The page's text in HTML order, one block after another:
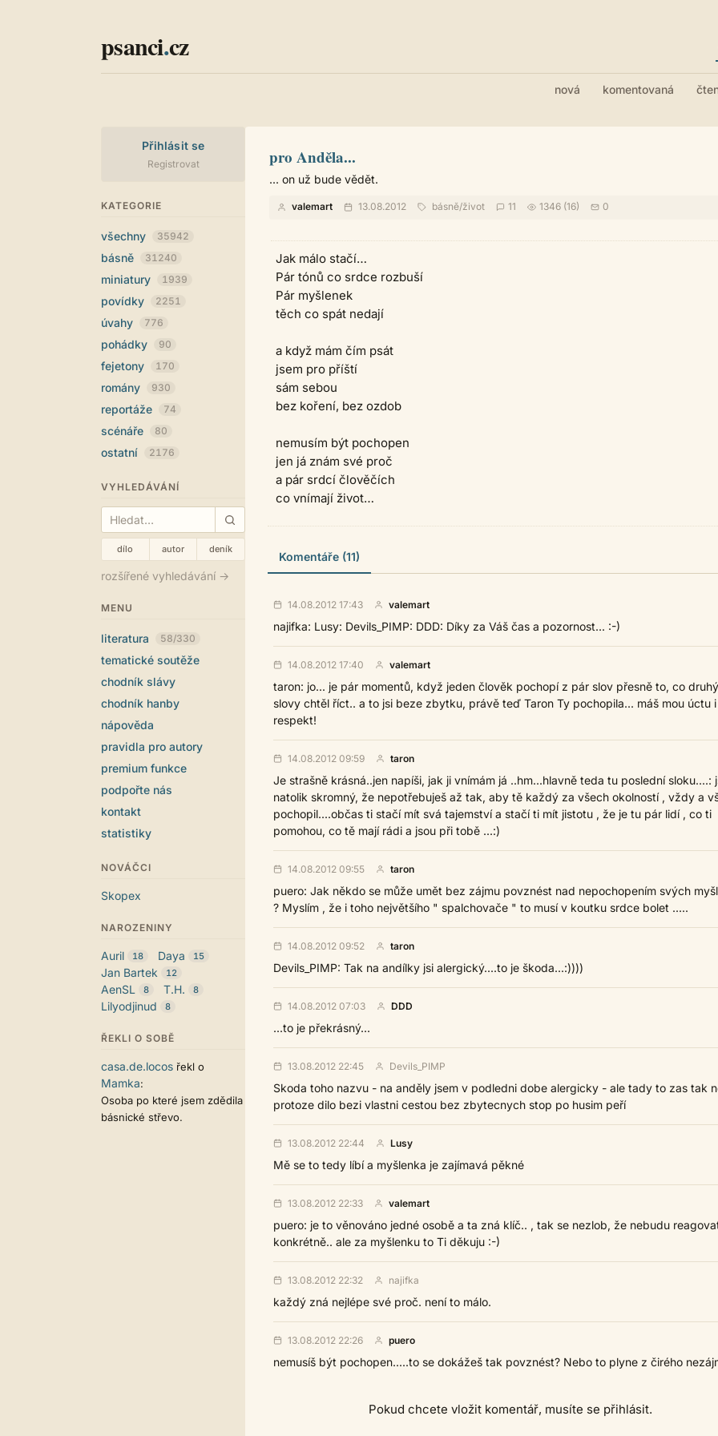
psanci.cz
nová komentovaná
Přihlásit se
Registrovat
KATEGORIE
všechny 35942
básně 31240
miniatury 1939
povídky 2251
úvahy 776
pohádky 90
fejetony 170
romány 930
reportáže 74
scénáře 80
ostatní 2176
VYHLEDÁVÁNÍ
dílo autor deník
rozšířené vyhledávání →
MENU
literatura 58/330
tematické soutěže
chodník slávy
chodník hanby
nápověda
pravidla pro autory
premium funkce
podpořte nás
kontakt
statistiky
NOVÁČCI
Skopex
NAROZENINY
Auril 18 Daya 15
Jan Bartek 12
AenSL 8 T.H. 8
Lilyodjinud 8
ŘEKLI O SOBĚ
casa.de.locos řekl o
Mamka:
Osoba po které jsem zdědila
básnické střevo.
pro Anděla...
... on už bude vědět.
valemart 13.08.2012 básně/život 11 1346 (16) 0
Jak málo stačí…
Pár tónů co srdce rozbuší
Pár myšlenek
těch co spát nedají
a když mám čím psát
jsem pro příští
sám sebou
bez koření, bez ozdob
nemusím být pochopen
jen já znám své proč
a pár srdcí člověčích
co vnímají život…
Komentáře (11)
14.08.2012 17:43 valemart
najifka: Lusy: Devils_PIMP: DDD: Díky za Váš čas a pozornost... :-)
14.08.2012 17:40 valemart
taron: jo... je pár momentů, když jeden člověk pochopí z pár slov přesně to, co
slovy chtěl říct.. a to jsi beze zbytku, právě teď Taron Ty pochopila... máš mou úctu
respekt!
14.08.2012 09:59 taron
Je strašně krásná..jen napíši, jak ji vnímám já ..hm...hlavně teda tu poslední sloku....:
natolik skromný, že nepotřebuješ až tak, aby tě každý za všech okolností , vždy a
pochopil....občas ti stačí mít svá tajemství a stačí ti mít jistotu , že je tu pár lidí , co ti
pomohou, co tě mají rádi a jsou při tobě ...:)
14.08.2012 09:55 taron
puero: Jak někdo se může umět bez zájmu povznést nad nepochopením svých
? Myslím , že i toho největšího " spalchovače " to musí v koutku srdce bolet .....
14.08.2012 09:52 taron
Devils_PIMP: Tak na andílky jsi alergický....to je škoda...:))))
14.08.2012 07:03 DDD
...to je překrásný...
13.08.2012 22:45 Devils_PIMP
Skoda toho nazvu - na anděly jsem v podledni dobe alergicky - ale tady to zas tak
protoze dilo bezi vlastni cestou bez zbytecnych stop po husim peří
13.08.2012 22:44 Lusy
Mě se to tedy líbí a myšlenka je zajímavá pěkné
13.08.2012 22:33 valemart
puero: je to věnováno jedné osobě a ta zná klíč.. , tak se nezlob, že nebudu
konkrétně.. ale za myšlenku to Ti děkuju :-)
13.08.2012 22:32 najifka
každý zná nejlépe své proč. není to málo.
13.08.2012 22:26 puero
nemusíš být pochopen.....to se dokážeš tak povznést? Nebo to plyne z čirého
Pokud chcete vložit komentář, musíte se přihlásit.